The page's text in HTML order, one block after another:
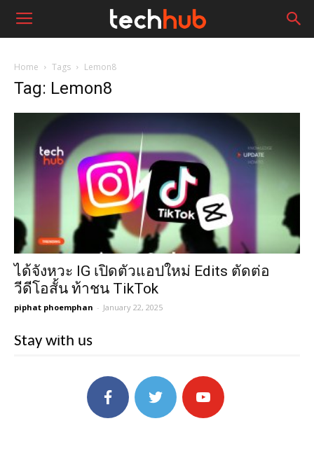
Home Tags Lemon8
Tag: Lemon8
ได้จังหวะ IG เปิดตัวแอปใหม่ Edits ตัดต่อ
วีดีโอสั้น ท้าชน TikTok
piphat phoemphan - January 22, 2025
Stay with us